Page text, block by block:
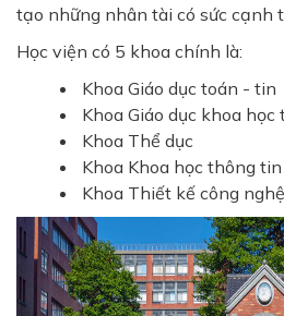
tạo những nhân tài có sức cạnh
Học viện có 5 khoa chính là:
Khoa Giáo dục toán - tin
Khoa Giáo dục khoa học
Khoa Thể dục
Khoa Khoa học thông tin
Khoa Thiết kế công